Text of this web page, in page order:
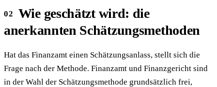
Wie geschätzt wird: die
anerkannten Schätzungsmethoden
Hat das Finanzamt einen Schätzungsanlass, stellt sich die
Frage nach der Methode. Finanzamt und Finanzgericht sind
in der Wahl der Schätzungsmethode grundsätzlich frei,